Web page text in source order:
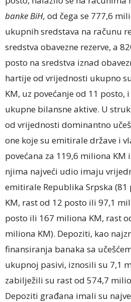
banke BiH, od čega se 777,6
ukupnih sredstava na računu
sredstva obavezne rezerve, a
posto na sredstva iznad
hartije od vrijednosti ukupno
KM, uz povećanje od 11 posto,
ukupne bilansne aktive. U
od vrijednosti dominantno
one koje su emitirale države i
povećana za 119,6 miliona KM
njima najveći udio imaju
emitirale Republika Srpska
KM, rast od 12 posto ili 97,1
posto ili 167 miliona KM, rast
miliona KM). Depoziti, kao
finansiranja banaka sa
ukupnoj pasivi, iznosili su 7,1
zabilježili su rast od 574,7
Depoziti građana imali su